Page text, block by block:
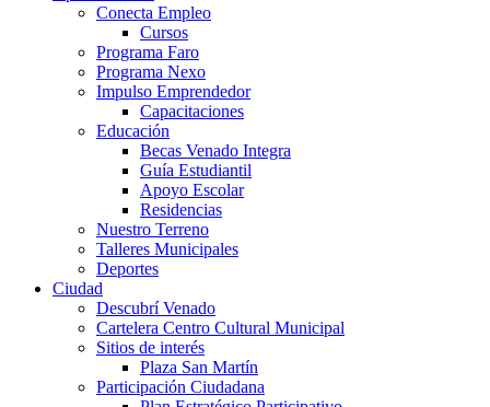
Conecta Empleo
Cursos
Programa Faro
Programa Nexo
Impulso Emprendedor
Capacitaciones
Educación
Becas Venado Integra
Guía Estudiantil
Apoyo Escolar
Residencias
Nuestro Terreno
Talleres Municipales
Deportes
Ciudad
Descubrí Venado
Cartelera Centro Cultural Municipal
Sitios de interés
Plaza San Martín
Participación Ciudadana